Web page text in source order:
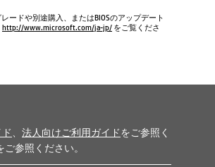
ードや別途購入、またはBIOSのアップデート
http://www.microsoft.com/ja-jp/ をご覧くださ
法人向けご利用ガイドをご参照く
参照ください。